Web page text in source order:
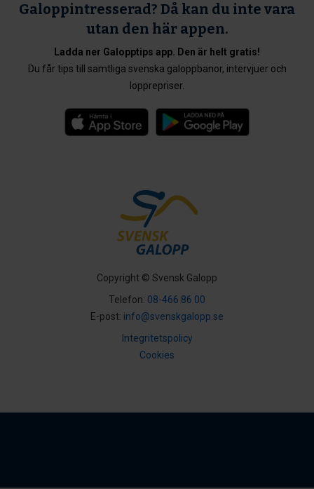
Galoppintresserad? Då kan du inte vara
utan den här appen.
Ladda ner Galopptips app. Den är helt gratis!
Du får tips till samtliga svenska galoppbanor, intervjuer och
lopprepriser.
Copyright © Svensk Galopp
Telefon: 08-466 86 00
E-post: info@svenskgalopp.se
Integritetspolicy
Cookies